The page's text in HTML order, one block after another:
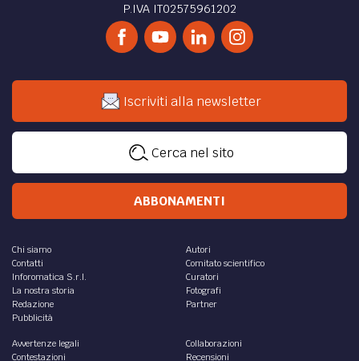
P.IVA IT02575961202
Iscriviti alla newsletter
Cerca nel sito
ABBONAMENTI
Chi siamo
Contatti
Inforomatica S.r.l.
La nostra storia
Redazione
Pubblicità
Autori
Comitato scientifico
Curatori
Fotografi
Partner
Avvertenze legali
Contestazioni
Collaborazioni
Recensioni